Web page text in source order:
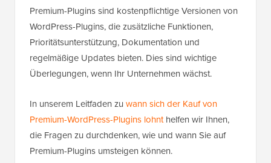
Premium-Plugins sind kostenpflichtige Versionen von
WordPress-Plugins, die zusätzliche Funktionen,
Prioritätsunterstützung, Dokumentation und
regelmäßige Updates bieten. Dies sind wichtige
Überlegungen, wenn Ihr Unternehmen wächst.
In unserem Leitfaden zu wann sich der Kauf von
Premium-WordPress-Plugins lohnthelfen wir Ihnen,
die Fragen zu durchdenken, wie und wann Sie auf
Premium-Plugins umsteigen können.